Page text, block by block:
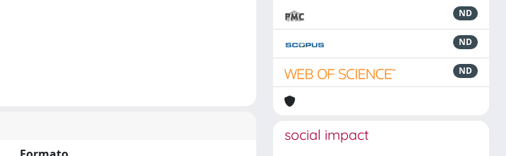
ND
ND
ND
social impact